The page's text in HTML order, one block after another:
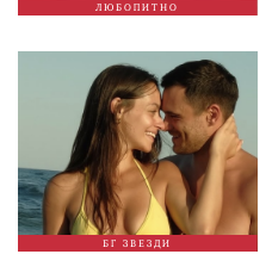
ЛЮБОПИТНО
БГ ЗВЕЗДИ